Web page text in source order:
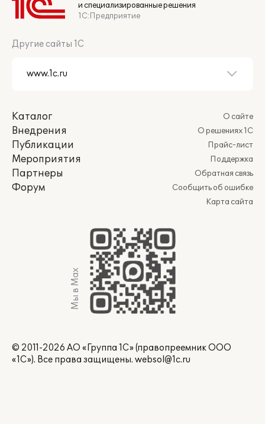
и специализированные решения
1С:Предприятие
Другие сайты 1С
Каталог
Внедрения
Публикации
Мероприятия
Партнеры
Форум
О сайте
О решениях 1С
Прайс-лист
Поддержка
Обратная связь
Сообщить об ошибке
Карта сайта
Мы в Max
© 2011-2026 АО «Группа 1С» (правопреемник ООО
«1С»). Все права защищены. websol@1c.ru